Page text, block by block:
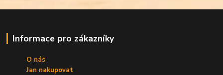
Informace pro zákazníky
O nás
Jan nakupovat